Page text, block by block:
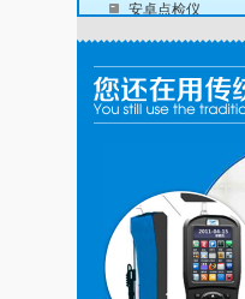
安卓点检仪
单片机点检仪
按防爆等级分类
zc3600防爆点检仪
安卓PDA
煤安点检仪